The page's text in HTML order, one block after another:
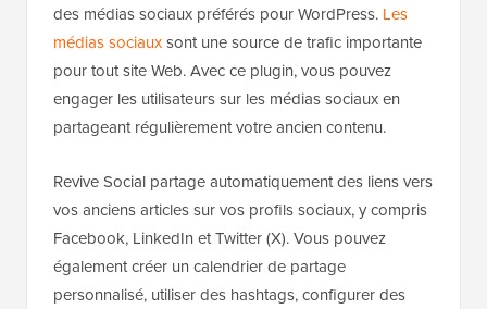
des médias sociaux préférés pour WordPress. Les
médias sociauxsont une source de trafic importante
pour tout site Web. Avec ce plugin, vous pouvez
engager les utilisateurs sur les médias sociaux en
partageant régulièrement votre ancien contenu.
Revive Social partage automatiquement des liens vers
vos anciens articles sur vos profils sociaux, y compris
Facebook, LinkedIn et Twitter (X). Vous pouvez
également créer un calendrier de partage
personnalisé, utiliser des hashtags, configurer des